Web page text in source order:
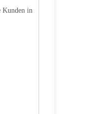
Kunden in